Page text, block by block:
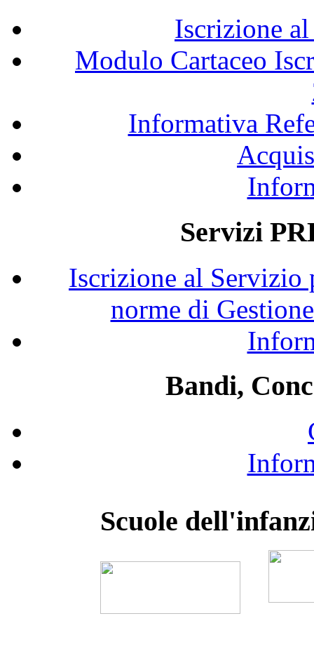
Iscrizione
Modulo Cartaceo
Informativa
Servizi
Iscrizione al Servizio
norme di
Bandi,
Scuole